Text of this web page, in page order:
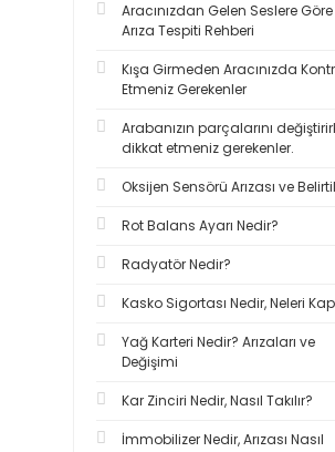
Aracınızdan Gelen Seslere Göre
Arıza Tespiti Rehberi
Kışa Girmeden Aracınızda
Etmeniz Gerekenler
Arabanızın parçalarını
dikkat etmeniz gerekenler.
Oksijen Sensörü Arızası ve
Rot Balans Ayarı Nedir?
Radyatör Nedir?
Kasko Sigortası Nedir, Neleri
Yağ Karteri Nedir? Arızaları ve
Değişimi
Kar Zinciri Nedir, Nasıl Takılır?
İmmobilizer Nedir, Arızası Nasıl